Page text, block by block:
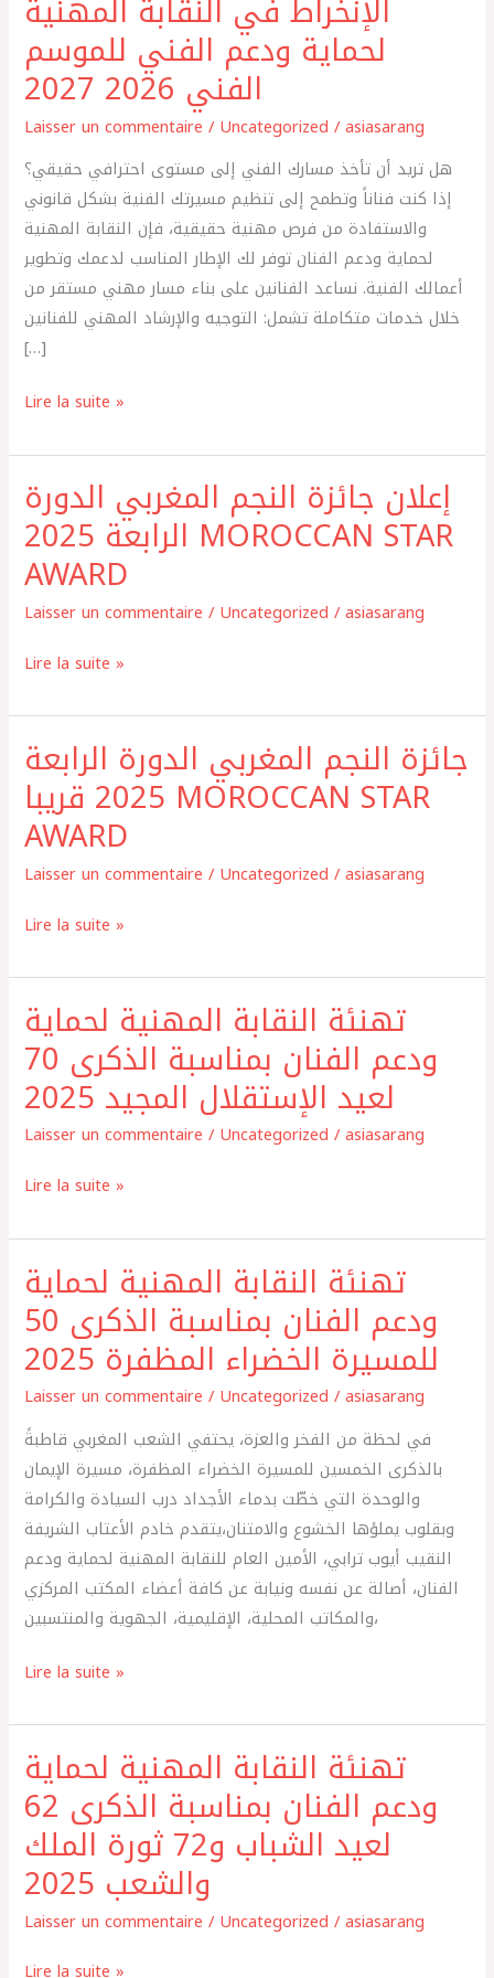
الإنخراط في النقابة المهنية
لحماية ودعم الفني للموسم
الفني 2026 2027
Laisser un commentaire / Uncategorized /asiasarang
هل تريد أن تأخذ مسارك الفني إلى مستوى احترافي حقيقي؟
إذا كنت فناناً وتطمح إلى تنظيم مسيرتك الفنية بشكل قانوني
والاستفادة من فرص مهنية حقيقية، فإن النقابة المهنية
لحماية ودعم الفنان توفر لك الإطار المناسب لدعمك وتطوير
أعمالك الفنية. نساعد الفنانين على بناء مسار مهني مستقر من
خلال خدمات متكاملة تشمل: التوجيه والإرشاد المهني للفنانين
[…]
الإنخراط
في
النقابة
المهنية
لحماية
ودعم
الفني
للموسم
الفني
2026
2027
Lire la suite »
إعلان جائزة النجم المغربي الدورة
الرابعة 2025 MOROCCAN STAR
AWARD
Laisser un commentaire / Uncategorized /asiasarang
إعلان
جائزة
النجم
المغربي
الدورة
2025
AWARD
Lire la suite »
جائزة النجم المغربي الدورة الرابعة
2025 قريبا MOROCCAN STAR
AWARD
Laisser un commentaire / Uncategorized /asiasarang
جائزة
النجم
المغربي
الدورة
الرابعة
قريبا
AWARD
Lire la suite »
تهنئة النقابة المهنية لحماية
ودعم الفنان بمناسبة الذكرى 70
لعيد الإستقلال المجيد 2025
Laisser un commentaire / Uncategorized /asiasarang
تهنئة
النقابة
المهنية
لحماية
ودعم
بمناسبة
لعيد
الإستقلال
المجيد
2025
Lire la suite »
تهنئة النقابة المهنية لحماية
ودعم الفنان بمناسبة الذكرى 50
للمسيرة الخضراء المظفرة 2025
Laisser un commentaire / Uncategorized /asiasarang
في لحظة من الفخر والعزة، يحتفي الشعب المغربي قاطبةً
بالذكرى الخمسين للمسيرة الخضراء المظفرة، مسيرة الإيمان
والوحدة التي خطّت بدماء الأجداد درب السيادة والكرامة
وبقلوب يملؤها الخشوع والامتنان،يتقدم خادم الأعتاب الشريفة
النقيب أيوب ترابي، الأمين العام للنقابة المهنية لحماية ودعم
الفنان، أصالة عن نفسه ونيابة عن كافة أعضاء المكتب المركزي
والمكاتب المحلية، الإقليمية، الجهوية والمنتسبين،
تهنئة
النقابة
المهنية
لحماية
ودعم
الفنان
بمناسبة
الذكرى
50
للمسيرة
الخضراء
المظفرة
2025
Lire la suite »
تهنئة النقابة المهنية لحماية
ودعم الفنان بمناسبة الذكرى 62
لعيد الشباب و72 ثورة الملك
والشعب 2025
Laisser un commentaire / Uncategorized /asiasarang
تهنئة
النقابة
المهنية
لحماية
ودعم
الفنان
الذكرى
Lire la suite »